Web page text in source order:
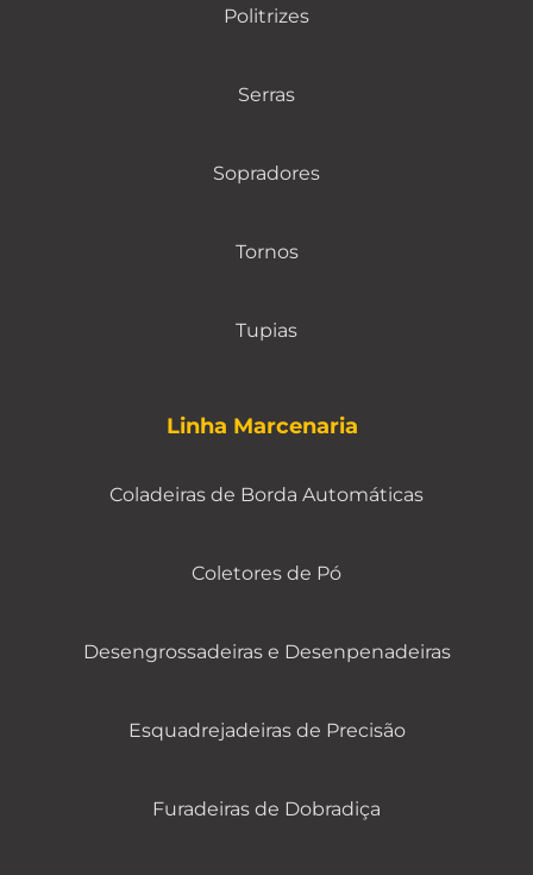
Politrizes
Serras
Sopradores
Tornos
Tupias
Linha Marcenaria
Coladeiras de Borda Automáticas
Coletores de Pó
Desengrossadeiras e Desenpenadeiras
Esquadrejadeiras de Precisão
Furadeiras de Dobradiça